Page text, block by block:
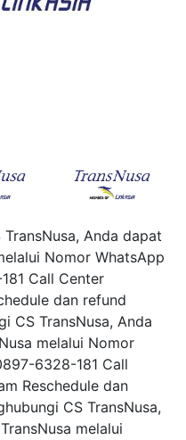
Anda dapat
Nomor WhatsApp
Call Center
dan refund
CS TransNusa, Anda
melalui Nomor
6328-181 Call
Reschedule dan
CS TransNusa,
melalui